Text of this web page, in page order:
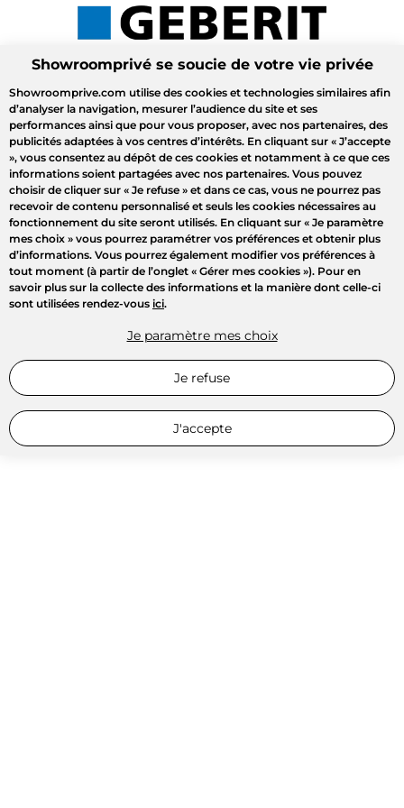
Showroomprivé se soucie de votre vie privée
Showroomprive.com utilise des cookies et technologies similaires afin
d’analyser la navigation, mesurer l’audience du site et ses
performances ainsi que pour vous proposer, avec nos partenaires, des
publicités adaptées à vos centres d’intérêts. En cliquant sur « J’accepte
», vous consentez au dépôt de ces cookies et notamment à ce que ces
informations soient partagées avec nos partenaires. Vous pouvez
choisir de cliquer sur « Je refuse » et dans ce cas, vous ne pourrez pas
recevoir de contenu personnalisé et seuls les cookies nécessaires au
fonctionnement du site seront utilisés. En cliquant sur « Je paramètre
mes choix » vous pourrez paramétrer vos préférences et obtenir plus
d’informations. Vous pourrez également modifier vos préférences à
tout moment (à partir de l’onglet « Gérer mes cookies »). Pour en
savoir plus sur la collecte des informations et la manière dont celle-ci
sont utilisées rendez-vous ici.
Je paramètre mes choix
Je refuse
J'accepte